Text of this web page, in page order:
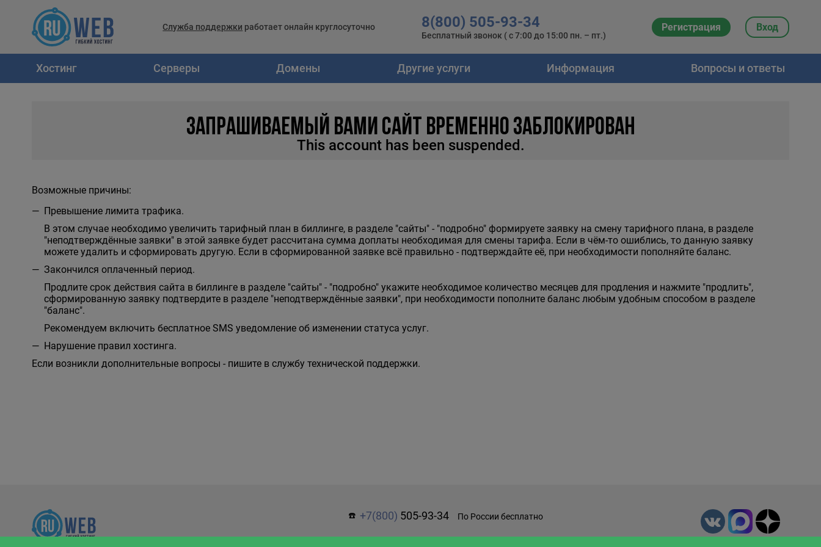
Служба поддержки работает онлайн круглосуточно 8(800) 505-93-34
Бесплатный звонок ( с 7:00 до 15:00 пн. – пт.)
Регистрация Вход
Хостинг Серверы Домены Другие услуги Информация Вопросы и ответы
ЗАПРАШИВАЕМЫЙ ВАМИ САЙТ ВРЕМЕННО ЗАБЛОКИРОВАН
This account has been suspended.
Возможные причины:
Превышение лимита трафика.
В этом случае необходимо увеличить тарифный план в биллинге, в разделе "сайты" - "подробно" формируете заявку на смену тарифного плана, в разделе
"неподтверждённые заявки" в этой заявке будет рассчитана сумма доплаты необходимая для смены тарифа. Если в чём-то ошиблись, то данную заявку
можете удалить и сформировать другую. Если в сформированной заявке всё правильно - подтверждайте её, при необходимости пополняйте баланс.
Закончился оплаченный период.
Продлите срок действия сайта в биллинге в разделе "сайты" - "подробно" укажите необходимое количество месяцев для продления и нажмите "продлить",
сформированную заявку подтвердите в разделе "неподтверждённые заявки", при необходимости пополните баланс любым удобным способом в разделе
"баланс".
Рекомендуем включить бесплатное SMS уведомление об изменении статуса услуг.
Нарушение правил хостинга.
Если возникли дополнительные вопросы - пишите в службу технической поддержки.
☎️ +7(800) 505-93-34 По России бесплатно